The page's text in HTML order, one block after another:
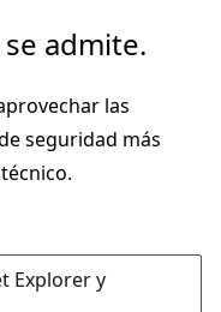
admite.
las
seguridad más
Explorer y